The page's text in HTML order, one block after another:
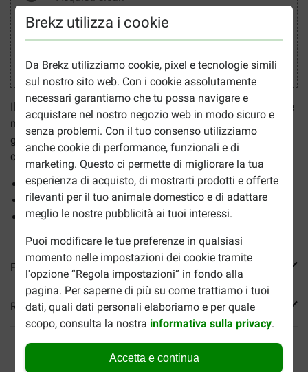
Brekz utilizza i cookie
Da Brekz utilizziamo cookie, pixel e tecnologie simili
sul nostro sito web. Con i cookie assolutamente
necessari garantiamo che tu possa navigare e
acquistare nel nostro negozio web in modo sicuro e
senza problemi. Con il tuo consenso utilizziamo
anche cookie di performance, funzionali e di
marketing. Questo ci permette di migliorare la tua
esperienza di acquisto, di mostrarti prodotti e offerte
rilevanti per il tuo animale domestico e di adattare
meglio le nostre pubblicità ai tuoi interessi.
Puoi modificare le tue preferenze in qualsiasi
momento nelle impostazioni dei cookie tramite
l'opzione “Regola impostazioni” in fondo alla
pagina. Per saperne di più su come trattiamo i tuoi
dati, quali dati personali elaboriamo e per quale
scopo, consulta la nostra informativa sulla privacy.
Accetta e continua
Il supplemento Flexadin Plus (oltre 10 kg)
è un integratore
nutrizionale per cani di taglia media (10-30 kg) e di taglia
grande (oltre 30 kg) per il sostegno delle articolazioni in
caso di artrosi (osteoartrite).
Compresse masticabili gustose e morbide
Con glucosammina e condroitina
Favorisce il metabolismo delle articolazioni
Più informazioni
Reviews